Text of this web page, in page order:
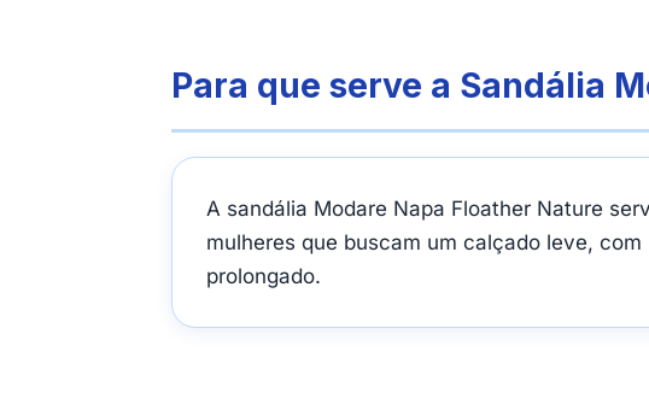
Para que serve a Sandália
A sandália Modare Napa Floather Nature
mulheres que buscam um calçado leve,
prolongado.